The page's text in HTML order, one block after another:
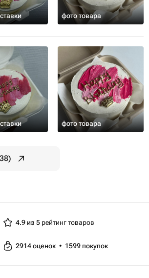
фото товара
фото товара
4.9 из 5 рейтинг товаров
2914оценок • 1599 покупок